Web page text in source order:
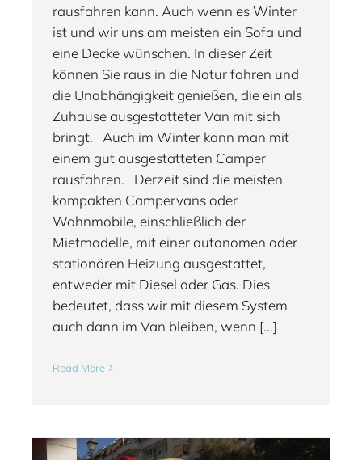
rausfahren kann. Auch wenn es Winter
ist und wir uns am meisten ein Sofa und
eine Decke wünschen. In dieser Zeit
können Sie raus in die Natur fahren und
die Unabhängigkeit genießen, die ein als
Zuhause ausgestatteter Van mit sich
bringt. Auch im Winter kann man mit
einem gut ausgestatteten Camper
rausfahren. Derzeit sind die meisten
kompakten Campervans oder
Wohnmobile, einschließlich der
Mietmodelle, mit einer autonomen oder
stationären Heizung ausgestattet,
entweder mit Diesel oder Gas. Dies
bedeutet, dass wir mit diesem System
auch dann im Van bleiben, wenn [...]
Read More